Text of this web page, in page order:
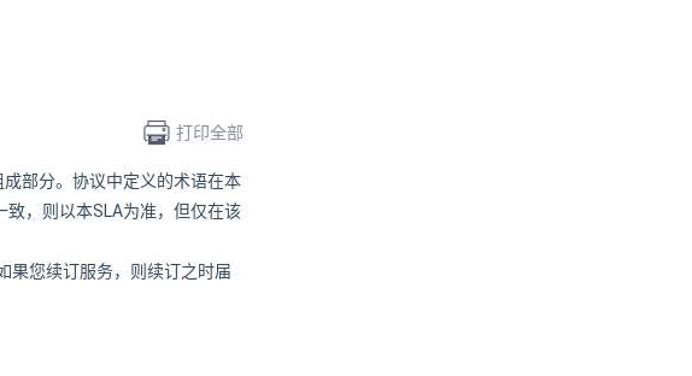
打印全部
部分。协议中定义的术语在本
致，则以本SLA为准，但仅在该
果您续订服务，则续订之时届